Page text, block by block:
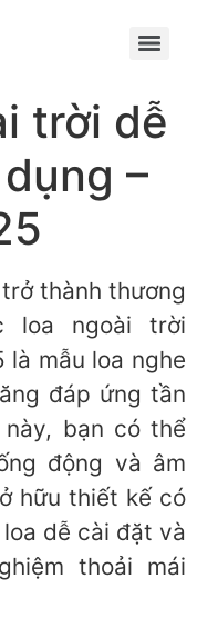
trời dễ
–
thành thương
loa ngoài trời
là mẫu loa nghe
đáp ứng tần
bạn có thể
động và âm
hữu thiết kế có
dễ cài đặt và
thoải mái